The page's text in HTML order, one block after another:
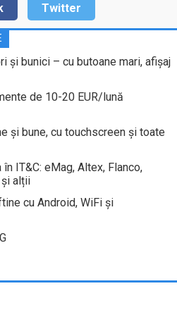
Twitter
și bunici – cu butoane mari, afișaj
de 10-20 EUR/lună
şi bune, cu touchscreen și toate
IT&C: eMag, Altex, Flanco,
și alții
cu Android, WiFi şi